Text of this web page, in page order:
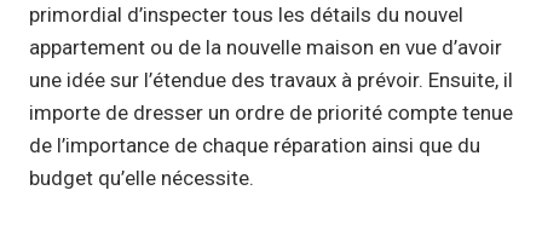
primordial d’inspecter tous les détails du nouvel
appartement ou de la nouvelle maison en vue d’avoir
une idée sur l’étendue des travaux à prévoir. Ensuite, il
importe de dresser un ordre de priorité compte tenue
de l’importance de chaque réparation ainsi que du
budget qu’elle nécessite.